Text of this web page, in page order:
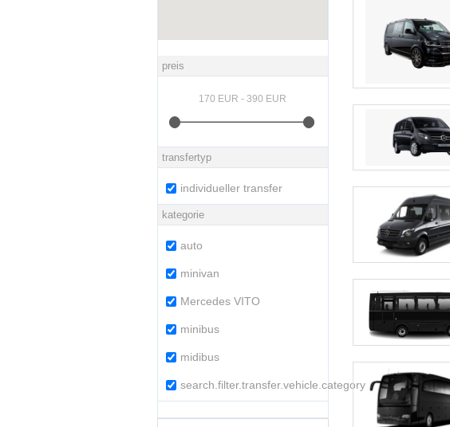
preis
transfertyp
individueller transfer
kategorie
auto
minivan
Mercedes VITO
minibus
midibus
search.filter.transfer.vehicle.category.BUS